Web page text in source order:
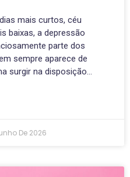
mais curtos, céu
baixas, a depressão
parte dos
sempre aparece de
surgir na disposição…
De 2026